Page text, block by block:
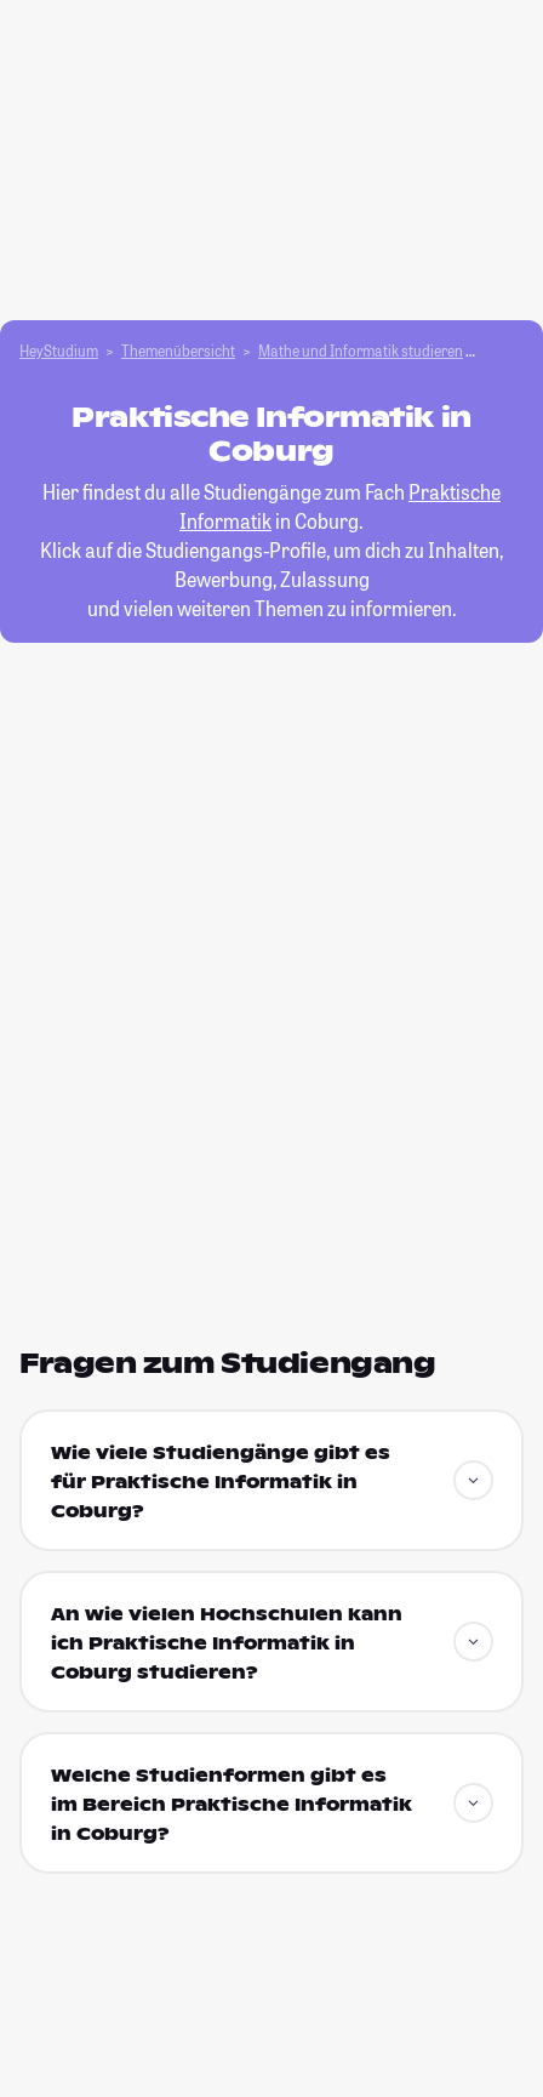
HeyStudium Themenübersicht Mathe und Informatik studieren
Praktische Informatik in
Coburg
Hier findest du alle Studiengänge zum Fach Praktische
Informatikin Coburg.
Klick auf die Studiengangs-Profile, um dich zu Inhalten,
Bewerbung, Zulassung
und vielen weiteren Themen zu informieren.
Fragen zum Studiengang
Wie viele Studiengänge gibt es
für Praktische Informatik in
Coburg?
An wie vielen Hochschulen kann
ich Praktische Informatik in
Coburg studieren?
Welche Studienformen gibt es
im Bereich Praktische Informatik
in Coburg?